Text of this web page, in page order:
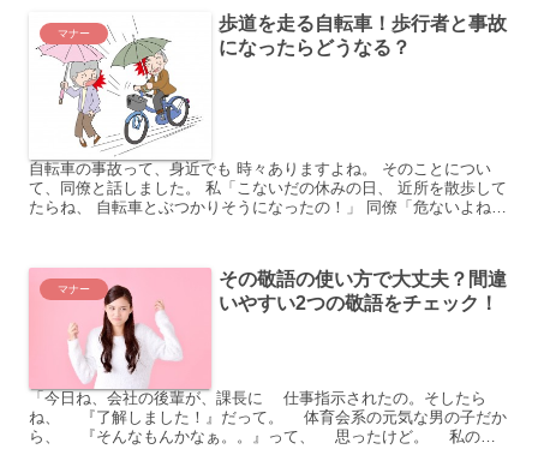
マナー
歩道を走る自転車！歩行者と事故
になったらどうなる？
自転車の事故って、身近でも 時々ありますよね。 そのことについ
て、同僚と話しました。 私「こないだの休みの日、 近所を散歩して
たらね、 自転車とぶつかりそうになったの！」 同僚「危ないよね。
マナー
その敬語の使い方で大丈夫？間違
いやすい2つの敬語をチェック！
「今日ね、会社の後輩が、課長に 仕事指示されたの。そしたら
ね、 『了解しました！』だって。 体育会系の元気な男の子だか
ら、 『そんなもんかなぁ。。』って、 思ったけど。 私の方